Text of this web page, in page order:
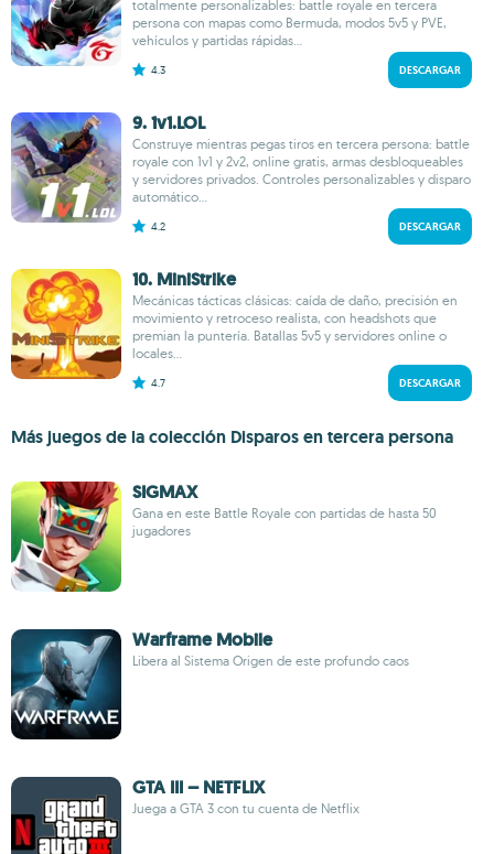
totalmente personalizables: battle royale en tercera
persona con mapas como Bermuda, modos 5v5 y PVE,
vehículos y partidas rápidas...
4.3 DESCARGAR
9. 1v1.LOL
Construye mientras pegas tiros en tercera persona: battle
royale con 1v1 y 2v2, online gratis, armas desbloqueables
y servidores privados. Controles personalizables y disparo
automático...
4.2 DESCARGAR
10. MiniStrike
Mecánicas tácticas clásicas: caída de daño, precisión en
movimiento y retroceso realista, con headshots que
premian la puntería. Batallas 5v5 y servidores online o
locales...
4.7 DESCARGAR
Más juegos de la colección Disparos en tercera persona
SIGMAX
Gana en este Battle Royale con partidas de hasta 50
jugadores
Warframe Mobile
Libera al Sistema Origen de este profundo caos
GTA III – NETFLIX
Juega a GTA 3 con tu cuenta de Netflix